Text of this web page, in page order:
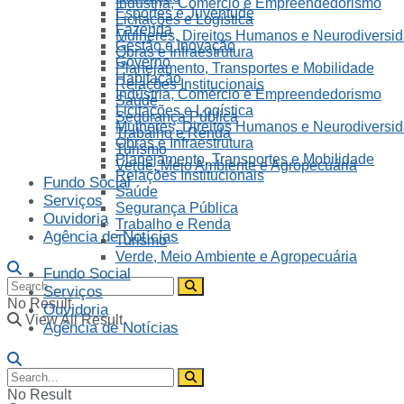
Indústria, Comércio e Empreendedorismo
Licitações e Logística
Mulheres, Direitos Humanos e
Obras e Infraestrutura
Planejamento, Transportes e Mobilidade
Relações Institucionais
Saúde
Segurança Pública
Trabalho e Renda
Turismo
Verde, Meio Ambiente e Agropecuária
Fundo Social
Serviços
Ouvidoria
Agência de Notícias
No Result
View All Result
Esportes e Juventude
Fazenda
Gestão e Inovação
Governo
Habitação
Indústria, Comércio e Empreendedorismo
Licitações e Logística
Mulheres, Direitos Humanos e
Obras e Infraestrutura
Planejamento, Transportes e Mobilidade
Relações Institucionais
Saúde
Segurança Pública
Trabalho e Renda
Turismo
Verde, Meio Ambiente e Agropecuária
Fundo Social
Serviços
Ouvidoria
Agência de Notícias
No Result